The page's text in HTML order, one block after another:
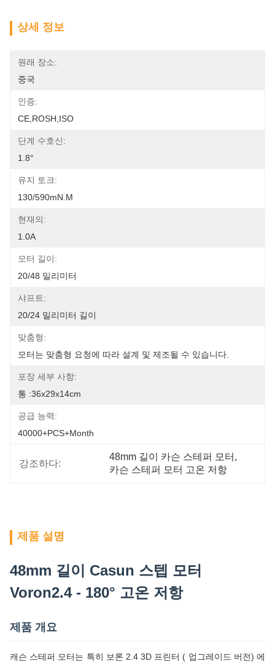
상세 정보
원래 장소:
중국
인증:
CE,ROSH,ISO
단계 수호신:
1.8°
유지 토크:
130/590mN.m
현재의:
1.0A
모터 길이:
20/48 밀리미터
샤프트:
20/24 밀리미터 길이
맞춤형:
모터는 맞춤형 요청에 따라 설계 및 제조될 수 있습니다.
포장 세부 사항:
통 :36x29x14cm
공급 능력:
40000+PCS+Month
강조하다:
48mm 길이 카슨 스테퍼 모터 ,
카슨 스테퍼 모터 고온 저항
제품 설명
48mm 길이 Casun 스텝 모터
Voron2.4 - 180° 고온 저항
제품 개요
캐슨 스테퍼 모터는 특히 보론 2.4 3D 프린터 ( 업그레이드 버전) 에